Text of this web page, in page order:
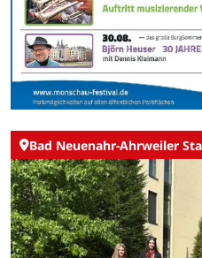
Bad Neuenahr-Ahrweiler